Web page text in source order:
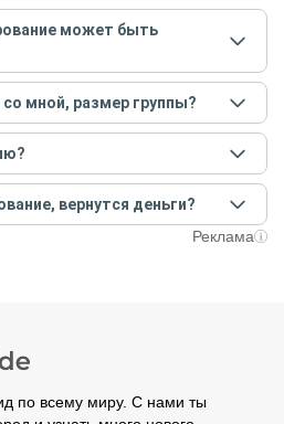
«Задать вопрос» и
этом не нужно. Сначала
вас вопросы и после
Задать вопрос.
может быть
погодных условий,
на кораблике, а по прогнозу
ветер. При этом гид
а мы вернем предоплату на
случаях экскурсия состоится.
мной, размер группы?
гид проведет встречу
Если групповая — на
размер зависит от
дату и время, и внесите
чтобы другие
ваше место. После этого
требуется.
вернутся деньги?
или раньше мы вернем всюРеклама
по всему миру. С нами ты